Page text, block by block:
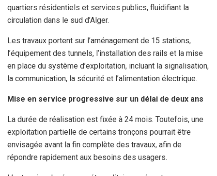
quartiers résidentiels et services publics, fluidifiant la
circulation dans le sud d’Alger.
Les travaux portent sur l’aménagement de 15 stations,
l’équipement des tunnels, l’installation des rails et la mise
en place du système d’exploitation, incluant la signalisation,
la communication, la sécurité et l’alimentation électrique.
Mise en service progressive sur un délai de deux ans
La durée de réalisation est fixée à 24 mois. Toutefois, une
exploitation partielle de certains tronçons pourrait être
envisagée avant la fin complète des travaux, afin de
répondre rapidement aux besoins des usagers.